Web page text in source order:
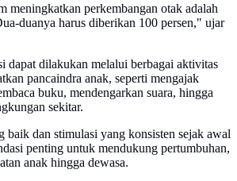
meningkatkan perkembangan otak adalah
duanya harus diberikan 100 persen," ujar
dapat dilakukan melalui berbagai aktivitas
pancaindra anak, seperti mengajak
buku, mendengarkan suara, hingga
sekitar.
baik dan stimulasi yang konsisten sejak awal
penting untuk mendukung pertumbuhan,
anak hingga dewasa.